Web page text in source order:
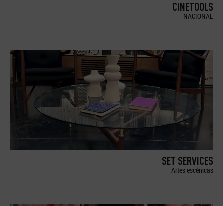
CINETOOLS
NACIONAL
SET SERVICES
Artes escénicas